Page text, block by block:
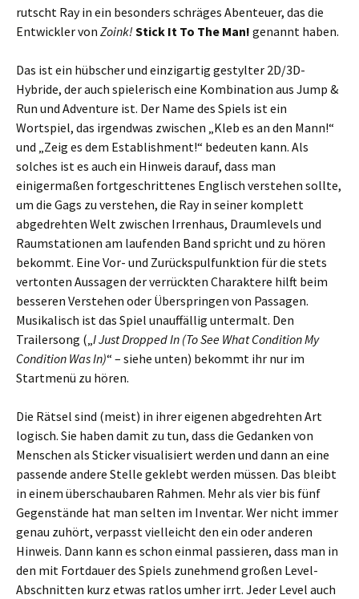
rutscht Ray in ein besonders schräges Abenteuer, das die
Entwickler von Zoink! Stick It To The Man! genannt haben.
Das ist ein hübscher und einzigartig gestylter 2D/3D-
Hybride, der auch spielerisch eine Kombination aus Jump &
Run und Adventure ist. Der Name des Spiels ist ein
Wortspiel, das irgendwas zwischen „Kleb es an den Mann!“
und „Zeig es dem Establishment!“ bedeuten kann. Als
solches ist es auch ein Hinweis darauf, dass man
einigermaßen fortgeschrittenes Englisch verstehen sollte,
um die Gags zu verstehen, die Ray in seiner komplett
abgedrehten Welt zwischen Irrenhaus, Draumlevels und
Raumstationen am laufenden Band spricht und zu hören
bekommt. Eine Vor- und Zurückspulfunktion für die stets
vertonten Aussagen der verrückten Charaktere hilft beim
besseren Verstehen oder Überspringen von Passagen.
Musikalisch ist das Spiel unauffällig untermalt. Den
Trailersong („I Just Dropped In (To See What Condition My
Condition Was In)“ – siehe unten) bekommt ihr nur im
Startmenü zu hören.
Die Rätsel sind (meist) in ihrer eigenen abgedrehten Art
logisch. Sie haben damit zu tun, dass die Gedanken von
Menschen als Sticker visualisiert werden und dann an eine
passende andere Stelle geklebt werden müssen. Das bleibt
in einem überschaubaren Rahmen. Mehr als vier bis fünf
Gegenstände hat man selten im Inventar. Wer nicht immer
genau zuhört, verpasst vielleicht den ein oder anderen
Hinweis. Dann kann es schon einmal passieren, dass man in
den mit Fortdauer des Spiels zunehmend großen Level-
Abschnitten kurz etwas ratlos umher irrt. Jeder Level auch